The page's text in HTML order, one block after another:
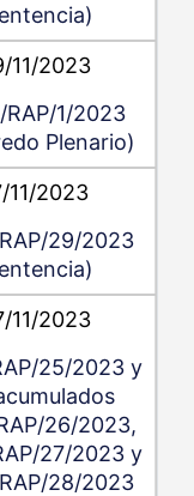
11/2023
RAP/1/2023
Plenario)
11/2023
29/2023
11/2023
25/2023 y
26/2023,
27/2023 y
28/2023